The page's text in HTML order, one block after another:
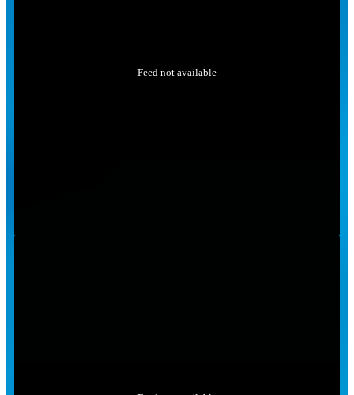
Feed not available